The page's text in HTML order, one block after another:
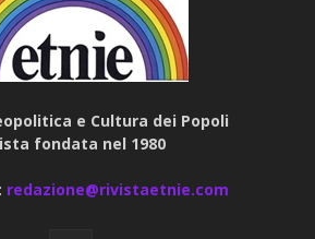
e Cultura dei Popoli
fondata nel 1980
redazione@rivistaetnie.com